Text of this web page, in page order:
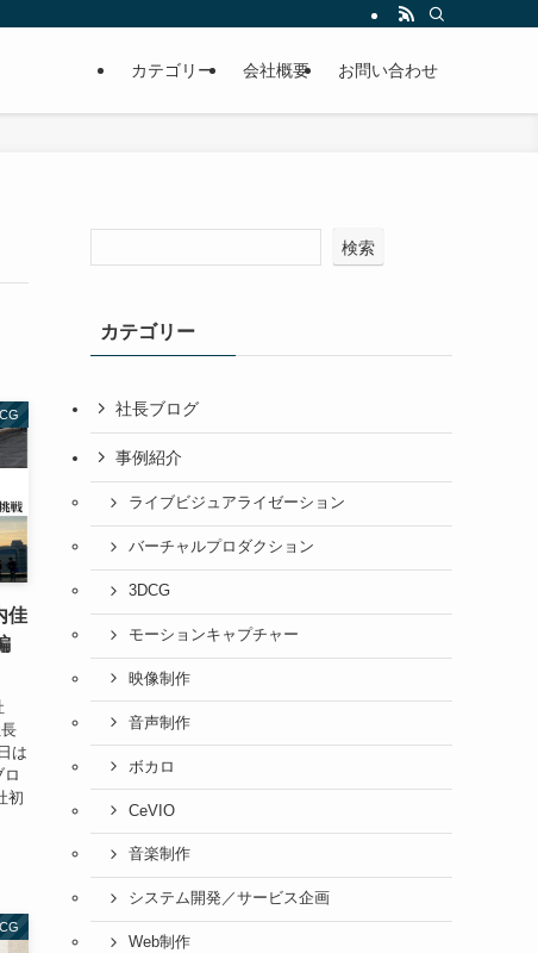
カテゴリー 会社概要 お問い合わせ
佳
は
初
検索
カテゴリー
社長ブログ
事例紹介
ライブビジュアライゼーション
バーチャルプロダクション
3DCG
モーションキャプチャー
映像制作
音声制作
ボカロ
CeVIO
音楽制作
システム開発／サービス企画
Web制作